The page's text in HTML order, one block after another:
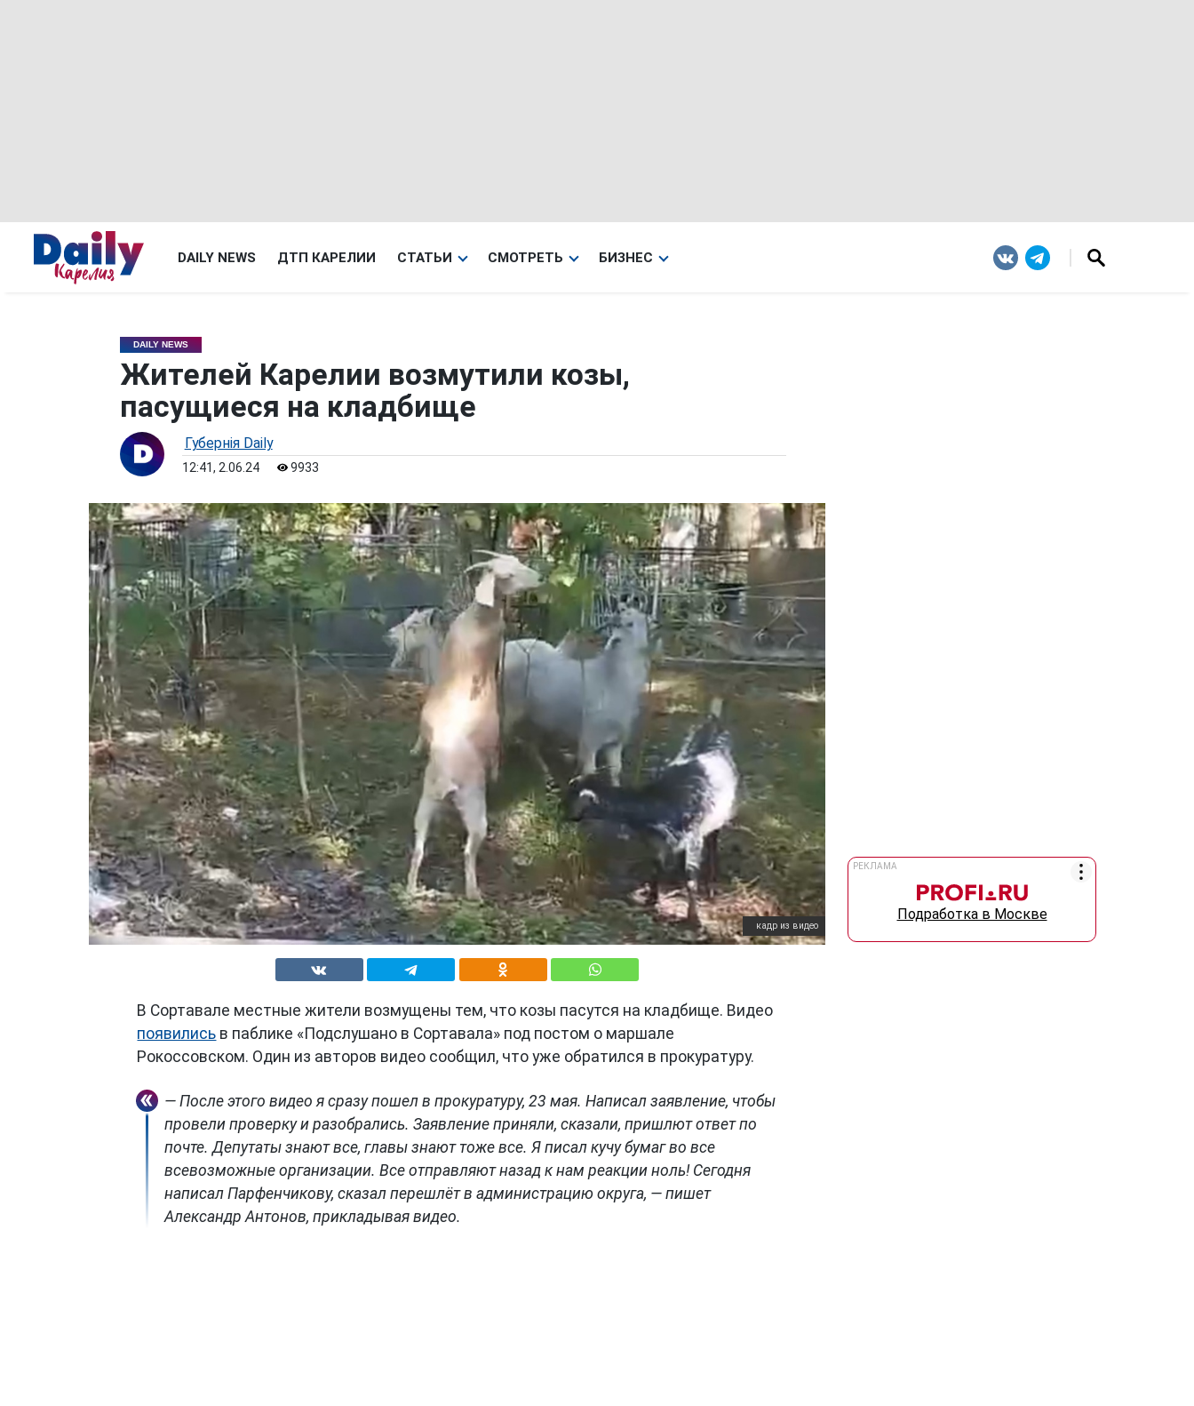
DAILY NEWS ДТП КАРЕЛИИ СТАТЬИ СМОТРЕТЬ БИЗНЕС
DAILY NEWS
Жителей Карелии возмутили козы,
пасущиеся на кладбище
Губернiя Daily
12:41, 2.06.24 9933
кадр из видео
В Сортавале местные жители возмущены тем, что козы пасутся на кладбище. Видео
появились в паблике «Подслушано в Сортавала» под постом о маршале
Рокоссовском. Один из авторов видео сообщил, что уже обратился в прокуратуру.
— После этого видео я сразу пошел в прокуратуру, 23 мая. Написал заявление, чтобы
провели проверку и разобрались. Заявление приняли, сказали, пришлют ответ по
почте. Депутаты знают все, главы знают тоже все. Я писал кучу бумаг во все
всевозможные организации. Все отправляют назад к нам реакции ноль! Сегодня
написал Парфенчикову, сказал перешлёт в администрацию округа, — пишет
Александр Антонов, прикладывая видео.
РЕКЛАМА
Подработка в Москве